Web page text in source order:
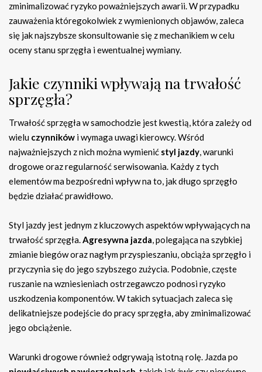
zminimalizować ryzyko poważniejszych awarii. W przypadku
zauważenia któregokolwiek z wymienionych objawów, zaleca
się jak najszybsze skonsultowanie się z mechanikiem w celu
oceny stanu sprzęgła i ewentualnej wymiany.
Jakie czynniki wpływają na trwałość
sprzęgła?
Trwałość sprzęgła w samochodzie jest kwestią, która zależy od
wielu czynników i wymaga uwagi kierowcy. Wśród
najważniejszych z nich można wymienić styl jazdy, warunki
drogowe oraz regularność serwisowania. Każdy z tych
elementów ma bezpośredni wpływ na to, jak długo sprzęgło
będzie działać prawidłowo.
Styl jazdy jest jednym z kluczowych aspektów wpływających na
trwałość sprzęgła.Agresywna jazda, polegająca na szybkiej
zmianie biegów oraz nagłym przyspieszaniu, obciąża sprzęgło i
przyczynia się do jego szybszego zużycia. Podobnie, częste
ruszanie na wzniesieniach ostrzegawczo podnosi ryzyko
uszkodzenia komponentów. W takich sytuacjach zaleca się
delikatniejsze podejście do pracy sprzęgła, aby zminimalizować
jego obciążenie.
Warunki drogowe również odgrywają istotną rolę. Jazda po